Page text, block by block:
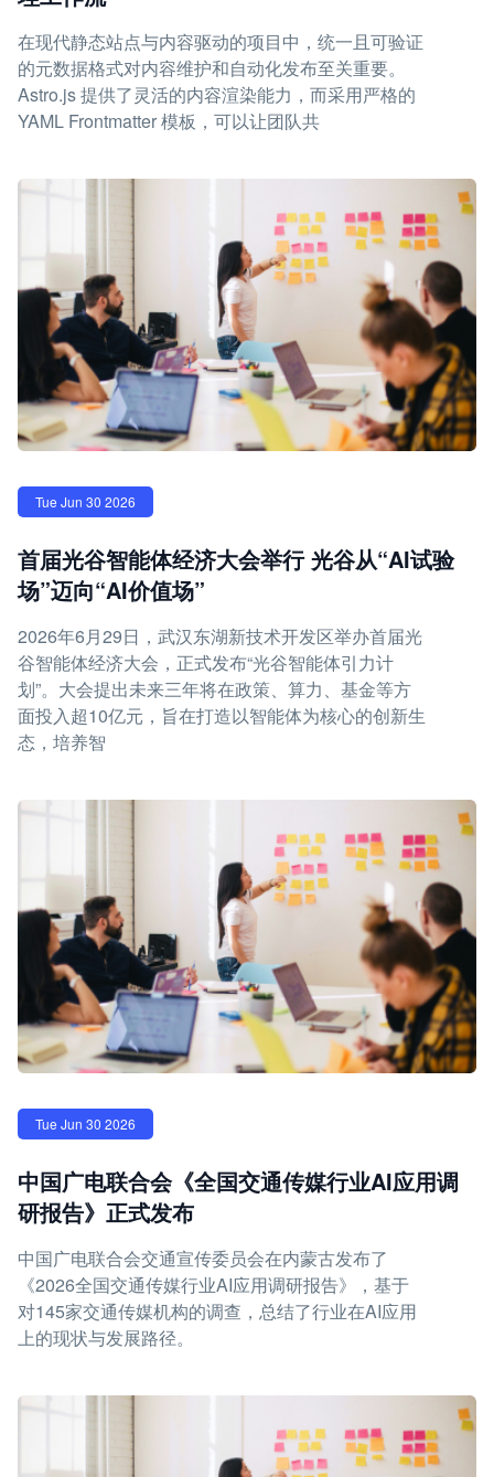
在现代静态站点与内容驱动的项目中，统一且可验证
的元数据格式对内容维护和自动化发布至关重要。
Astro.js 提供了灵活的内容渲染能力，而采用严格的
YAML Frontmatter 模板，可以让团队共
Tue Jun 30 2026
首届光谷智能体经济大会举行 光谷从“AI试验
场”迈向“AI价值场”
2026年6月29日，武汉东湖新技术开发区举办首届光
谷智能体经济大会，正式发布“光谷智能体引力计
划”。大会提出未来三年将在政策、算力、基金等方
面投入超10亿元，旨在打造以智能体为核心的创新生
态，培养智
Tue Jun 30 2026
中国广电联合会《全国交通传媒行业AI应用调
研报告》正式发布
中国广电联合会交通宣传委员会在内蒙古发布了
《2026全国交通传媒行业AI应用调研报告》，基于
对145家交通传媒机构的调查，总结了行业在AI应用
上的现状与发展路径。